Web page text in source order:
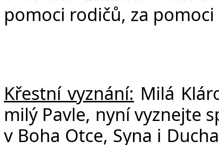
pomoci rodičů, za
Křestní vyznání: Milá
milý Pavle, nyní vyznejte
v Boha Otce, Syna i